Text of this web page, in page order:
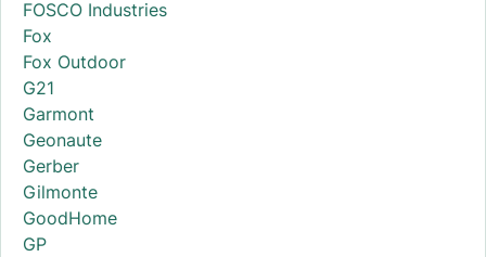
FOSCO Industries
Fox
Fox Outdoor
G21
Garmont
Geonaute
Gerber
Gilmonte
GoodHome
GP